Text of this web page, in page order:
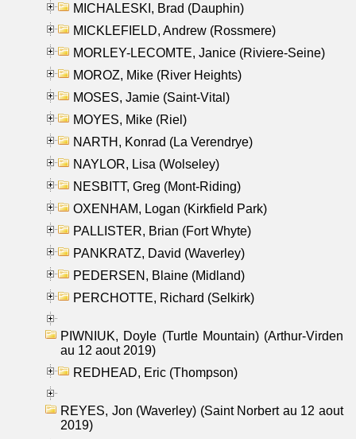
MICHALESKI, Brad (Dauphin)
MICKLEFIELD, Andrew (Rossmere)
MORLEY-LECOMTE, Janice (Riviere-Seine)
MOROZ, Mike (River Heights)
MOSES, Jamie (Saint-Vital)
MOYES, Mike (Riel)
NARTH, Konrad (La Verendrye)
NAYLOR, Lisa (Wolseley)
NESBITT, Greg (Mont-Riding)
OXENHAM, Logan (Kirkfield Park)
PALLISTER, Brian (Fort Whyte)
PANKRATZ, David (Waverley)
PEDERSEN, Blaine (Midland)
PERCHOTTE, Richard (Selkirk)
PIWNIUK, Doyle (Turtle Mountain) (Arthur-Virden
au 12 aout 2019)
REDHEAD, Eric (Thompson)
REYES, Jon (Waverley) (Saint Norbert au 12 aout
2019)